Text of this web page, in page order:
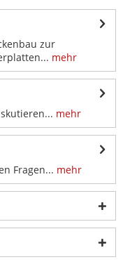
zur
mehr
mehr
Fragen... mehr